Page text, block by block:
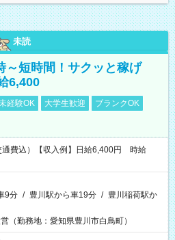
未読
～短時間！サクッと稼げ
6,400
経験OK 大学生歓迎
ブランクOK
通費込）【収入例】日給6,400円 時給
9分 / 豊川駅から車19分 / 豊川稲荷駅か
（勤務地：愛知県豊川市白鳥町）